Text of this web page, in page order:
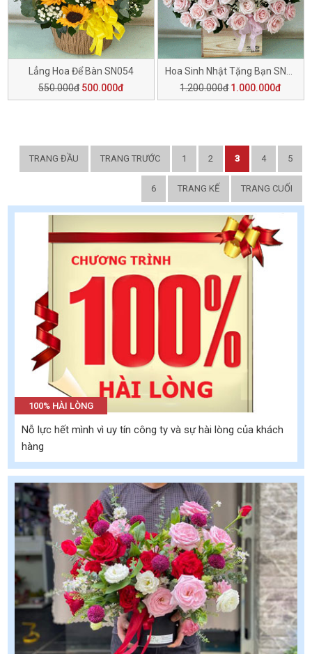
Lẳng Hoa Để Bàn SN054
550.000đ 500.000đ
Hoa Sinh Nhật Tặng Bạn SN053
1.200.000đ 1.000.000đ
TRANG ĐẦU TRANG TRƯỚC 1 2 3 4 5
6 TRANG KẾ TRANG CUỐI
100% HÀI LÒNG
Nỗ lực hết mình vì uy tín công ty và sự hài lòng của khách
hàng